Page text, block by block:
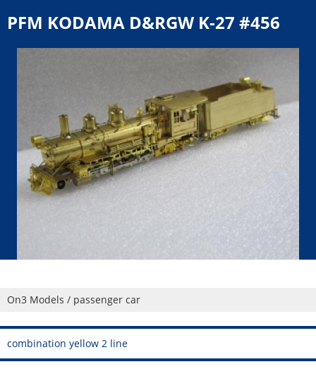
PFM KODAMA D&RGW K-27 #456
On3 Models / passenger car
combination yellow 2 line